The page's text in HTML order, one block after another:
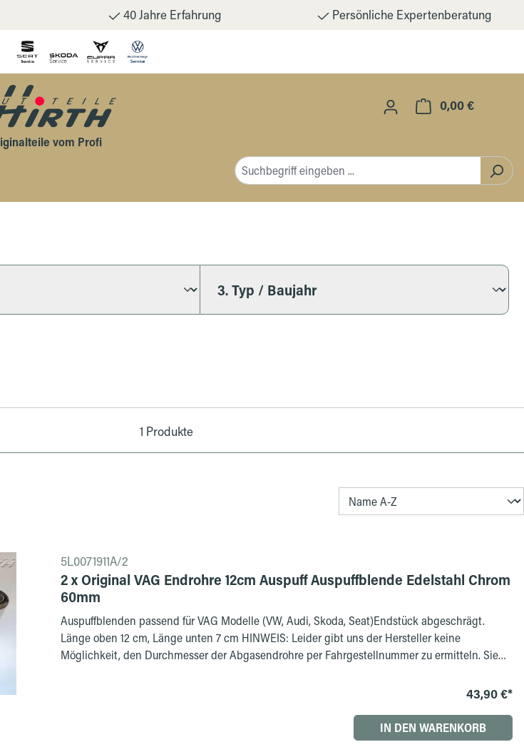
40 Jahre Erfahrung Persönliche Expertenberatung
0,00 €
vom Profi
1 Produkte
5L0071911A/2
2 x Original VAG Endrohre 12cm Auspuff Auspuffblende Edelstahl Chrom
60mm
Auspuffblenden passend für VAG Modelle (VW, Audi, Skoda, Seat)Endstück abgeschrägt.
Länge oben 12 cm, Länge unten 7 cm HINWEIS: Leider gibt uns der Hersteller keine
Möglichkeit, den Durchmesser der Abgasendrohre per Fahrgestellnummer zu ermitteln. Sie
Auspuffendrohres muss 60mm betragen - dann passt unsere Blende. Die Endrohrlänge43,90 €*
IN DEN WARENKORB